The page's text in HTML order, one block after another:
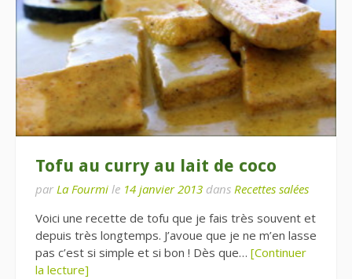
Tofu au curry au lait de coco
par La Fourmi le 14 janvier 2013 dans Recettes salées
Voici une recette de tofu que je fais très souvent et
depuis très longtemps. J’avoue que je ne m’en lasse
pas c’est si simple et si bon ! Dès que… [Continuer
la lecture]